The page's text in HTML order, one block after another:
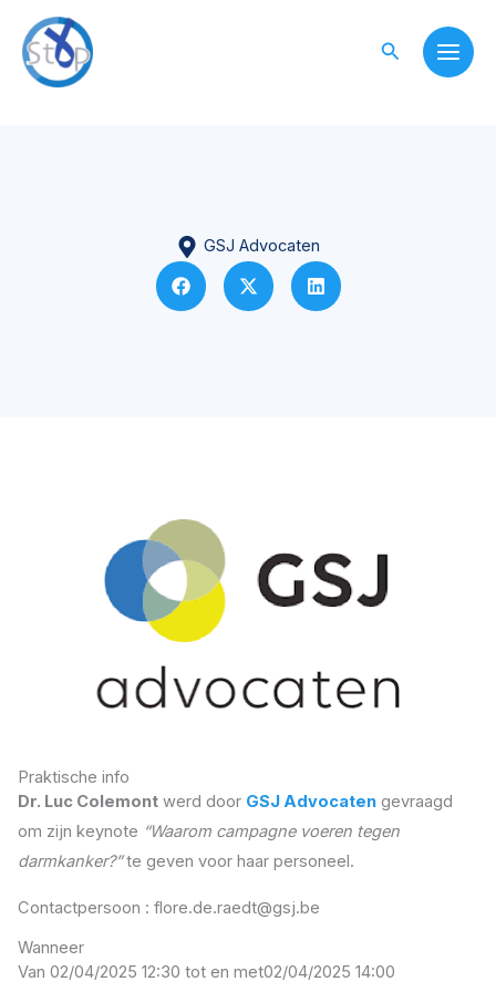
content
Search
GSJ Advocaten
Praktische info
Dr. Luc Colemont werd door GSJ Advocaten gevraagd
om zijn keynote “Waarom campagne voeren tegen
darmkanker?”te geven voor haar personeel.
Contactpersoon : flore.de.raedt@gsj.be
Wanneer
Van 02/04/2025 12:30 tot en met02/04/2025 14:00